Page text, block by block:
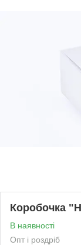
Коробочка
В наявності
Опт і роздріб